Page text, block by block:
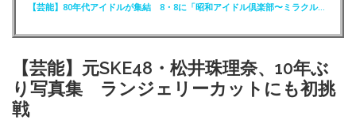
【芸能】80年代アイドルが集結 8・8に「昭和アイドル倶楽部〜ミラクル同窓会〜」を開催
【芸能】元SKE48・松井珠理奈、10年ぶ
り写真集 ランジェリーカットにも初挑
戦